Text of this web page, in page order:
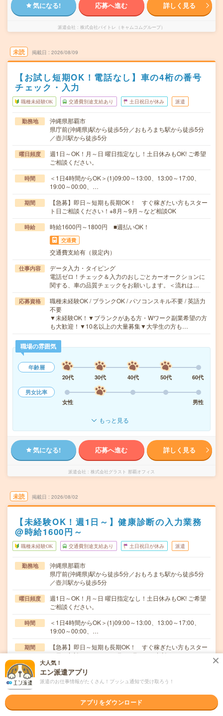
気になる! 応募へ進む 詳しく見る
派遣会社 株式会社バイトレ（キャムコムグループ）
未読 掲載日 2026/08/09
【お試し短期OK！電話なし】車の4桁の番号
チェック・入力
職種未経験OK 交通費別途支給あり 土日祝日が休み 派遣
勤務地
沖縄県那覇市
県庁前(沖縄県)駅から徒歩5分／おもろまち駅から徒歩5分
／壺川駅から徒歩5分
曜日頻度
週1日～OK！月～日 曜日指定なし！土日休みもOK! ご希望
ご相談ください。
時間
＜1日4時間からOK＞(1)09:00～13:00、13:00～17:00、
19:00～00:00、…
期間
【急募】即日～短期も長期OK！ すぐ稼ぎたい方もスター
ト日ご相談ください！※8月～9月～など相談OK
時給 時給1600円～1800円 ■週払いOK！
交通費
交通費支給有（規定内）
仕事内容
データ入力・タイピング
電話ゼロ！チェック＆入力のおしごとカーオークションに
関する、車の品質チェックをお願いします。＜流れは…
応募資格
職種未経験OK / ブランクOK / パソコンスキル不要 / 英語力
不要
▼未経験OK！▼ブランクがある方・Wワーク副業希望の方
も大歓迎！▼10名以上の大量募集▼大学生の方も…
職場の雰囲気
年齢層
20代
30代 40代 50代
60代
男女比率
女性
男性
もっと見る
気になる! 応募へ進む 詳しく見る
派遣会社 株式会社グラスト 那覇オフィス
未読 掲載日 2026/08/02
【未経験OK！週1日～】健康診断の入力業務
@時給1600円～
職種未経験OK 交通費別途支給あり 土日祝日が休み 派遣
勤務地
沖縄県那覇市
県庁前(沖縄県)駅から徒歩5分／おもろまち駅から徒歩5分
／壺川駅から徒歩5分
曜日頻度
週1日～OK！月～日 曜日指定なし！土日休みもOK! ご希望
ご相談ください。
時間
＜1日4時間からOK＞(1)09:00～13:00、13:00～17:00、
19:00～00:00、…
期間
【急募】即日～短期も長期OK！ すぐ稼ぎたい方もスター
ト日ご相談ください！※8月～9月～など相談OK
時給 時給1600円～1800円 ■週払いOK！
交通費
交通費支給有（規定内）
仕事内容 データ入力・タイピング
大人気！
エン派遣アプリ
派遣のお仕事情報がたくさん！プッシュ通知で受け取ろう！
アプリをダウンロード